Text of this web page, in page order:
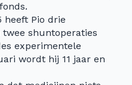
heeft Pio drie
shuntoperaties
experimentele
wordt hij 11 jaar en